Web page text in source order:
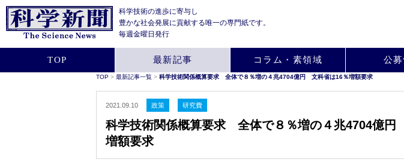
科学技術の進歩に寄与し
豊かな社会発展に貢献する唯一の専門紙です。
毎週金曜日発行
TOP 最新記事 コラム・素領域 公
TOP > 最新記事一覧 > 科学技術関係概算要求 全体で８％増の４兆4704億円 文科省は16％増額要求
2021.09.10 政策 研究費
科学技術関係概算要求 全体で８％増の４兆4704億
増額要求